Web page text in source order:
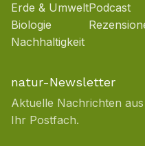
Erde & Umwelt
Biologie
Nachhaltigkeit
Podcast
natur-Newsletter
Aktuelle Nachrichten
Ihr Postfach.